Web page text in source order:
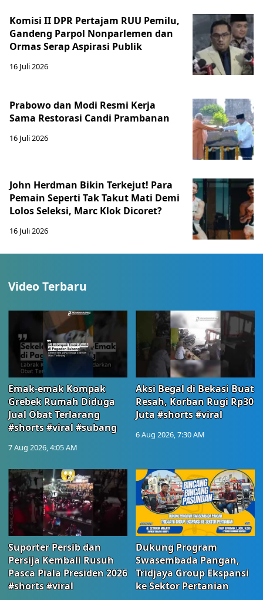
Komisi II DPR Pertajam RUU Pemilu,
Gandeng Parpol Nonparlemen dan
Ormas Serap Aspirasi Publik
16 Juli 2026
Prabowo dan Modi Resmi Kerja
Sama Restorasi Candi Prambanan
16 Juli 2026
John Herdman Bikin Terkejut! Para
Pemain Seperti Tak Takut Mati Demi
Lolos Seleksi, Marc Klok Dicoret?
16 Juli 2026
Video Terbaru
Emak-emak Kompak
Grebek Rumah Diduga
Jual Obat Terlarang
#shorts #viral #subang
7 Aug 2026, 4:05 AM
Aksi Begal di Bekasi Buat
Resah, Korban Rugi Rp30
Juta #shorts #viral
6 Aug 2026, 7:30 AM
Suporter Persib dan
Persija Kembali Rusuh
Pasca Piala Presiden 2026
#shorts #viral
Dukung Program
Swasembada Pangan,
Tridjaya Group Ekspansi
ke Sektor Pertanian